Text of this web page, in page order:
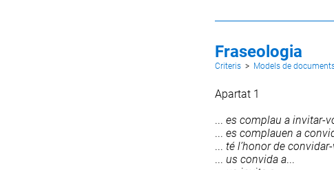
Fraseologia
Criteris > Models de
Apartat 1
... es complau a invitar-
... es complauen a
... té l’honor de convidar-
... us convida a...